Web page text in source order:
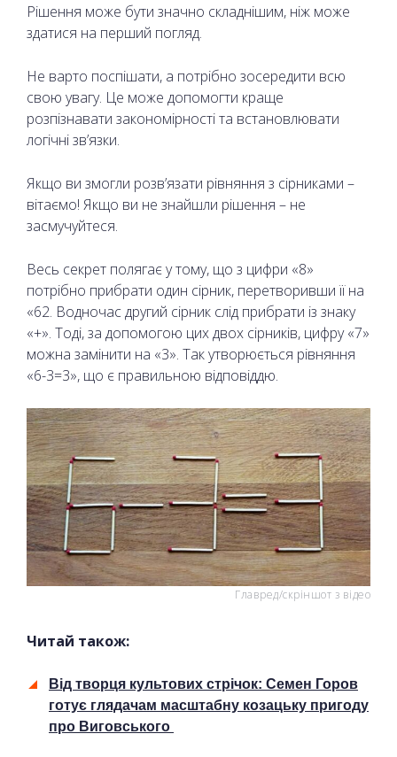
Рішення може бути значно складнішим, ніж може
здатися на перший погляд.
Не варто поспішати, а потрібно зосередити всю
свою увагу. Це може допомогти краще
розпізнавати закономірності та встановлювати
логічні зв’язки.
Якщо ви змогли розв’язати рівняння з сірниками –
вітаємо! Якщо ви не знайшли рішення – не
засмучуйтеся.
Весь секрет полягає у тому, що з цифри «8»
потрібно прибрати один сірник, перетворивши її на
«62. Водночас другий сірник слід прибрати із знаку
«+». Тоді, за допомогою цих двох сірників, цифру «7»
можна замінити на «3». Так утворюється рівняння
«6-3=3», що є правильною відповіддю.
Главред/скріншот з відео
Читай також:
Від творця культових стрічок: Семен Горов
готує глядачам масштабну козацьку пригоду
про Виговського